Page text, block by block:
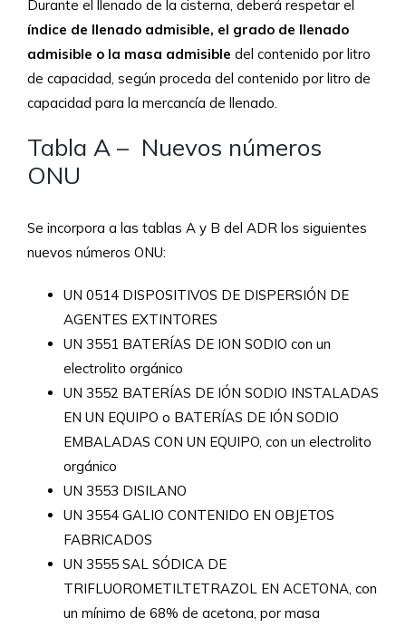
Durante el llenado de la cisterna, deberá respetar el
índice de llenado admisible, el grado de llenado
admisible o la masa admisible del contenido por litro
de capacidad, según proceda del contenido por litro de
capacidad para la mercancía de llenado.
Tabla A – Nuevos números
ONU
Se incorpora a las tablas A y B del ADR los siguientes
nuevos números ONU:
UN 0514 DISPOSITIVOS DE DISPERSIÓN DE
AGENTES EXTINTORES
UN 3551 BATERÍAS DE ION SODIO con un
electrolito orgánico
UN 3552 BATERÍAS DE IÓN SODIO INSTALADAS
EN UN EQUIPO o BATERÍAS DE IÓN SODIO
EMBALADAS CON UN EQUIPO, con un electrolito
orgánico
UN 3553 DISILANO
UN 3554 GALIO CONTENIDO EN OBJETOS
FABRICADOS
UN 3555 SAL SÓDICA DE
TRIFLUOROMETILTETRAZOL EN ACETONA, con
un mínimo de 68% de acetona, por masa